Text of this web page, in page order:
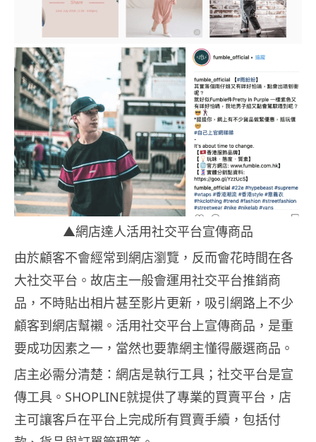
▲網店達人活用社交平台宣傳商品
由於顧客不會經常到網店瀏覽，反而會花時間在各
大社交平台。故店主一般會運用社交平台推銷商
品，不時貼出相片甚至影片更新，吸引網路上不少
顧客到網店幫襯。活用社交平台上宣傳商品，是重
要成功因素之一，當然也要靠網主懂得嚴選商品。
店主必需分清楚：網店是執行工具；社交平台是宣
傳工具。SHOPLINE就提供了專業的買賣平台，店
主可讓客戶在平台上完成所有買賣手續，包括付